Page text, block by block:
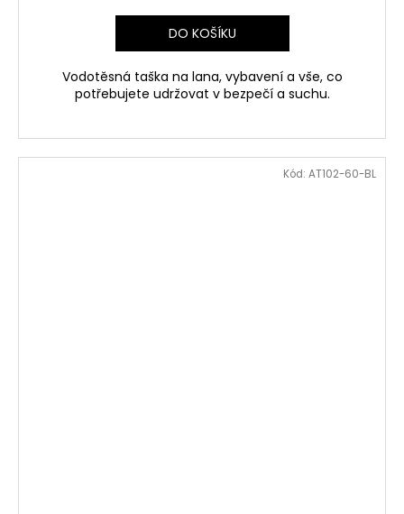
DO KOŠÍKU
Vodotěsná taška na lana, vybavení a vše, co
potřebujete udržovat v bezpečí a suchu.
Kód: AT102-60-BL